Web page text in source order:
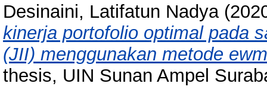
Desinaini, Latifatun Nadya
kinerja portofolio optimal pada
(JII) menggunakan metode
thesis, UIN Sunan Ampel